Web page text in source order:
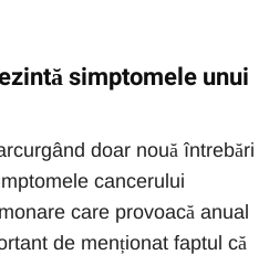
simptomele unui
doar nouă întrebări
cancerului
care provoacă anual
de menționat faptul că